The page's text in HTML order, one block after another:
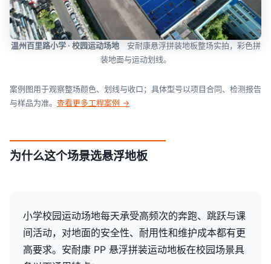
温州百里路小学 · 校园运动场地安耐康悬浮拼装地板整场实拍，彩色拼
装地面与运动划线。
案例图用于观察整场颜色、划线与收口；具体型号以项目合同、检测报告
与样品为准。 查看更多工程案例 →
为什么这个场景选悬浮地板
小学校园运动场地每天承受高频次的奔跑、跳跃与课
间活动，对地面的安全性、耐用性和维护成本都有更
高要求。安耐康 PP 悬浮拼装运动地板在校园场景具